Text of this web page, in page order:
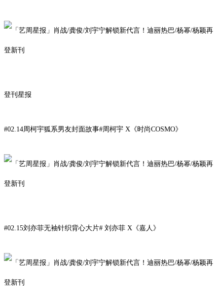
登刊星报
#02.14周柯宇狐系男友封面故事#周柯宇 X 《时尚COSMO》
#02.15刘亦菲无袖针织背心大片# 刘亦菲 X《嘉人》